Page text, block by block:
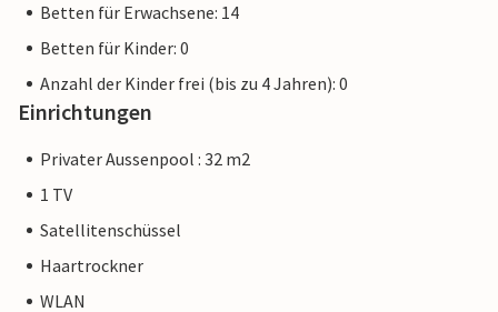
Betten für Erwachsene: 14
Betten für Kinder: 0
Anzahl der Kinder frei (bis zu 4 Jahren): 0
Einrichtungen
Privater Aussenpool : 32 m2
1 TV
Satellitenschüssel
Haartrockner
WLAN